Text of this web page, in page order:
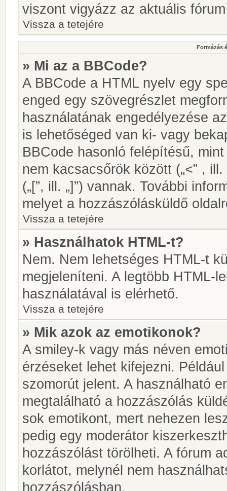
viszont vigyázz az aktuális
Vissza a tetejére
Formázás
» Mi az a BBCode?
A BBCode a HTML nyelv egy
enged egy szövegrészlet
használatának engedélyezése
is lehetőséged van ki- vagy
BBCode hasonló felépítésű,
nem kacsacsőrök között („<” ,
(„[”, ill. „]”) vannak. További
melyet a hozzászólásküldő
Vissza a tetejére
» Használhatok HTML-t?
Nem. Nem lehetséges HTML-t
megjeleníteni. A legtöbb HTML-
használatával is elérhető.
Vissza a tetejére
» Mik azok az emotikonok?
A smiley-k vagy más néven
érzéseket lehet kifejezni.
szomorút jelent. A használható
megtalálható a hozzászólás
sok emotikont, mert nehezen
pedig egy moderátor
hozzászólást törölheti. A fórum
korlátot, melynél nem
hozzászólásban.